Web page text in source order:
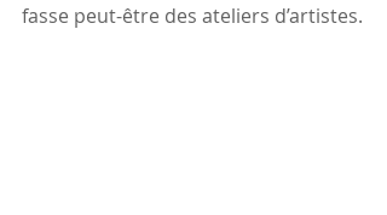
fasse peut-être des ateliers d’artistes.